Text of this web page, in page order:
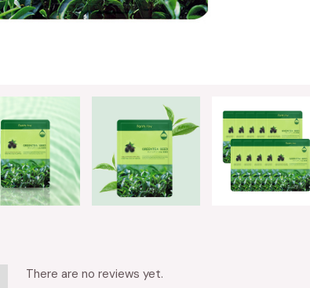
There are no reviews yet.